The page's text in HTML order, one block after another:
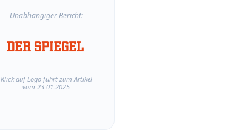
Unabhängiger Bericht:
Klick auf Logo führt zum Artikel
vom 23.01.2025